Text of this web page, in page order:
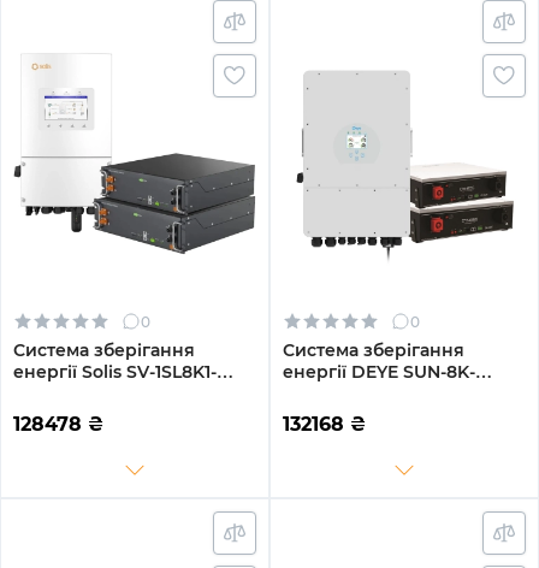
0
Система зберігання
енергії Solis SV-1SL8K1-
2BAT LiFePO4 6000 циклів
(SV-1SL8K1-LES10.2K1)
128478 ₴
0
Система зберігання
енергії DEYE SUN-8K-
W 8000W 10.24kh 2BAT
LiFePO4 6000 циклів
132168 ₴